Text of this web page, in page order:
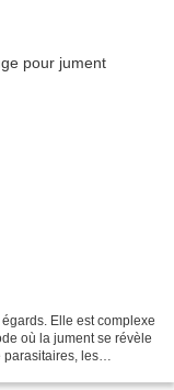
Elle est complexe
où la jument se révèle
parasitaires, les